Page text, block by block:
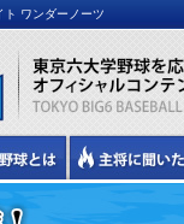
ト ワンダーノーツ